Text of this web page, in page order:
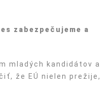
zabezpečujeme a
mladých kandidátov a
že EÚ nielen prežije,